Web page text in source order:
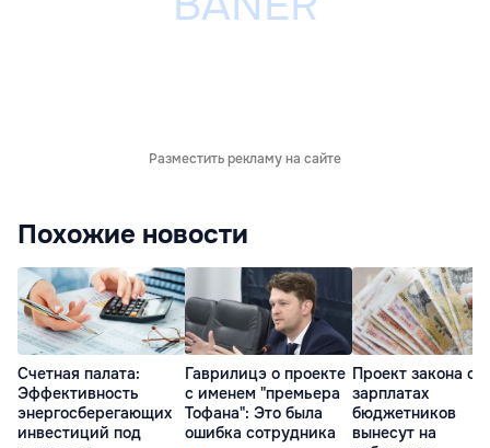
Разместить рекламу на сайте
Похожие новости
Счетная палата:
Эффективность
энергосберегающих
инвестиций под
Гаврилицэ о проекте
с именем "премьера
Тофана": Это была
ошибка сотрудника
Проект закона о
зарплатах
бюджетников
вынесут на